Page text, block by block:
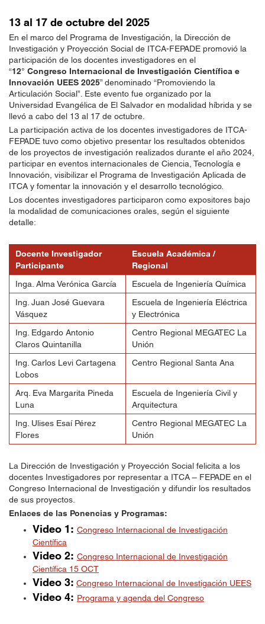
13 al 17 de octubre del 2025
En el marco del Programa de Investigación, la Dirección de
Investigación y Proyección Social de ITCA-FEPADE promovió la
participación de los docentes investigadores en el
“12° Congreso Internacional de Investigación Científica e
Innovación UEES 2025” denominado “Promoviendo la
Articulación Social”. Este evento fue organizado por la
Universidad Evangélica de El Salvador en modalidad híbrida y se
llevó a cabo del 13 al 17 de octubre.
La participación activa de los docentes investigadores de ITCA-
FEPADE tuvo como objetivo presentar los resultados obtenidos
de los proyectos de investigación realizados durante el año 2024,
participar en eventos internacionales de Ciencia, Tecnología e
Innovación, visibilizar el Programa de Investigación Aplicada de
ITCA y fomentar la innovación y el desarrollo tecnológico.
Los docentes investigadores participaron como expositores bajo
la modalidad de comunicaciones orales, según el siguiente
detalle:
Docente Investigador
Participante
Escuela Académica /
Regional
Inga. Alma Verónica García
Escuela de Ingeniería Química
Ing. Juan José Guevara
Vásquez
Escuela de Ingeniería Eléctrica
y Electrónica
Ing. Edgardo Antonio
Claros Quintanilla
Centro Regional MEGATEC La
Unión
Ing. Carlos Levi Cartagena
Lobos
Centro Regional Santa Ana
Arq. Eva Margarita Pineda
Luna
Escuela de Ingeniería Civil y
Arquitectura
Ing. Ulises Esaí Pérez
Flores
Centro Regional MEGATEC La
Unión
La Dirección de Investigación y Proyección Social felicita a los
docentes Investigadores por representar a ITCA – FEPADE en el
Congreso Internacional de Investigación y difundir los resultados
de sus proyectos.
Enlaces de las Ponencias y Programas:
Video 1: Congreso Internacional de Investigación
Científica
Video 2: Congreso Internacional de Investigación
Científica 15 OCT
Video 3: Congreso Internacional de Investigación UEES
Video 4: Programa y agenda del Congreso